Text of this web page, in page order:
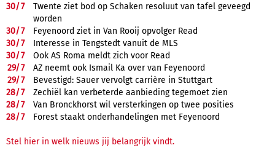
30/7
Twente ziet bod op Schaken resoluut van tafel geveegd
worden
30/7
Feyenoord ziet in Van Rooij opvolger Read
30/7
Interesse in Tengstedt vanuit de MLS
30/7
Ook AS Roma meldt zich voor Read
29/7
AZ neemt ook Ismail Ka over van Feyenoord
29/7
Bevestigd: Sauer vervolgt carrière in Stuttgart
28/7
Zechiël kan verbeterde aanbieding tegemoet zien
28/7
Van Bronckhorst wil versterkingen op twee posities
28/7 Forest staakt onderhandelingen met Feyenoord
Stel hier in welk nieuws jij belangrijk vindt.